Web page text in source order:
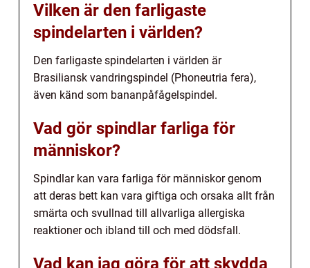
Vilken är den farligaste
spindelarten i världen?
Den farligaste spindelarten i världen är
Brasiliansk vandringspindel (Phoneutria fera),
även känd som bananpåfågelspindel.
Vad gör spindlar farliga för
människor?
Spindlar kan vara farliga för människor genom
att deras bett kan vara giftiga och orsaka allt från
smärta och svullnad till allvarliga allergiska
reaktioner och ibland till och med dödsfall.
Vad kan jag göra för att skydda